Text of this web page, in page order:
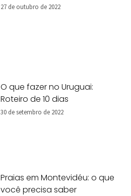
27 de outubro de 2022
O que fazer no Uruguai:
Roteiro de 10 dias
30 de setembro de 2022
Praias em Montevidéu: o que
você precisa saber